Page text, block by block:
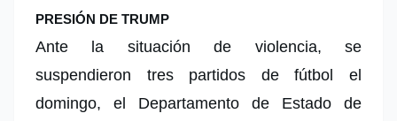
PRESIÓN DE TRUMP
Ante la situación de violencia, se
suspendieron tres partidos de fútbol el
domingo, el Departamento de Estado de